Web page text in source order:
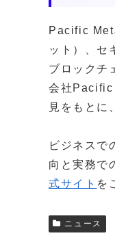
Pacific
ット）、セ
ブロックチ
会社Pacific
見をもとに
ビジネスで
向と実務で
式サイト を
ニュース